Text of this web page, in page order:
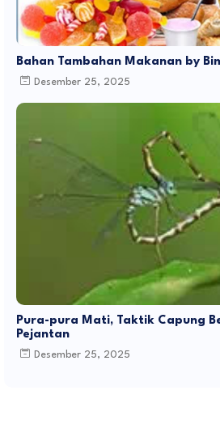
Bahan Tambahan Makanan by
Desember 25, 2025
Pura-pura Mati, Taktik Capung
Pejantan
Desember 25, 2025